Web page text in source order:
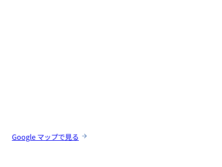
Google マップで見る